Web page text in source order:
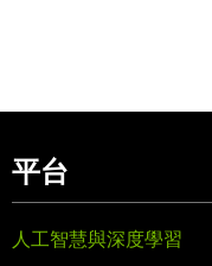
平台
人工智慧與深度學習